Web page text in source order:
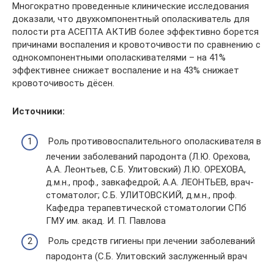
Многократно проведенные клинические исследования
доказали, что двухкомпонентный ополаскиватель для
полости рта АСЕПТА АКТИВ более эффективно борется
причинами воспаления и кровоточивости по сравнению с
однокомпонентными ополаскивателями – на 41%
эффективнее снижает воспаление и на 43% снижает
кровоточивость дёсен.
Источники:
Роль противовоспалительного ополаскивателя в
лечении заболеваний пародонта (Л.Ю. Орехова,
А.А. Леонтьев, С.Б. Улитовский) Л.Ю. ОРЕХОВА,
д.м.н., проф., завкафедрой; А.А. ЛЕОНТЬЕВ, врач-
стоматолог; С.Б. УЛИТОВСКИЙ, д.м.н., проф.
Кафедра терапевтической стоматологии СПб
ГМУ им. акад. И. П. Павлова
Роль средств гигиены при лечении заболеваний
пародонта (С.Б. Улитовский заслуженный врач